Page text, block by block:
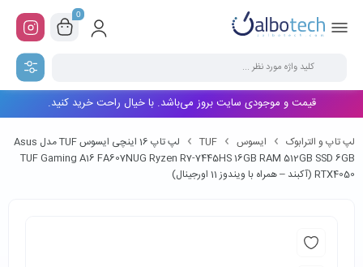
0
قیمت و موجودی سایت بروز می‌باشد. با خیال راحت خرید کنید.
لپ تاپ و الترابوک ایسوس TUF
لپ تاپ 16 اینچی ایسوس TUF مدل Asus
TUF Gaming A16 FA607NUG Ryzen R7-7445HS 16GB RAM 512GB SSD 6GB
RTX4050 (آکبند – همراه با ویندوز 11 اورجینال)